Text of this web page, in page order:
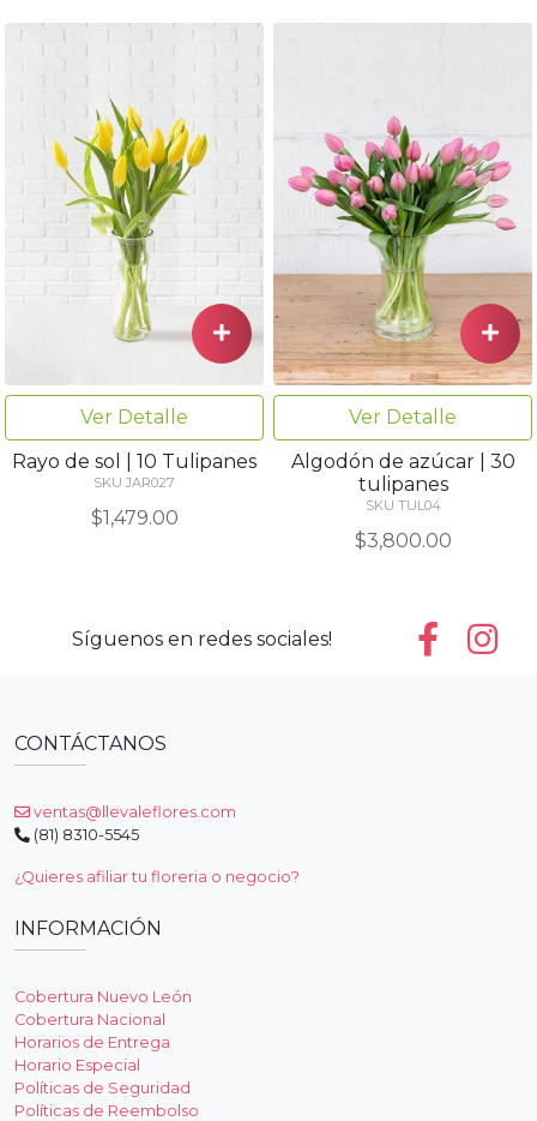
Ver Detalle
Rayo de sol | 10 Tulipanes
SKU JAR027
$1,479.00
Ver Detalle
Algodón de azúcar | 30
tulipanes
SKU TUL04
$3,800.00
Síguenos en redes sociales!
CONTÁCTANOS
ventas@llevaleflores.com
(81) 8310-5545
¿Quieres afiliar tu floreria o negocio?
INFORMACIÓN
Cobertura Nuevo León
Cobertura Nacional
Horarios de Entrega
Horario Especial
Políticas de Seguridad
Políticas de Reembolso